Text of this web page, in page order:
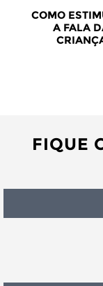
COMO
A FALA
FIQUE